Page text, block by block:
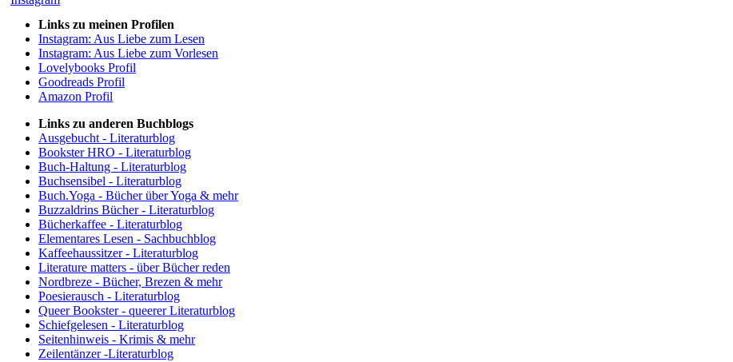
Links zu meinen Profilen
Instagram: Aus Liebe zum Lesen
Instagram: Aus Liebe zum Vorlesen
Lovelybooks Profil
Goodreads Profil
Amazon Profil
Links zu anderen Buchblogs
Ausgebucht - Literaturblog
Bookster HRO - Literaturblog
Buch-Haltung - Literaturblog
Buchsensibel - Literaturblog
Buch.Yoga - Bücher über Yoga & mehr
Buzzaldrins Bücher - Literaturblog
Bücherkaffee - Literaturblog
Elementares Lesen - Sachbuchblog
Kaffeehaussitzer - Literaturblog
Literature matters - über Bücher reden
Nordbreze - Bücher, Brezen & mehr
Poesierausch - Literaturblog
Queer Bookster - queerer Literaturblog
Schiefgelesen - Literaturblog
Seitenhinweis - Krimis & mehr
Zeilentänzer -Literaturblog